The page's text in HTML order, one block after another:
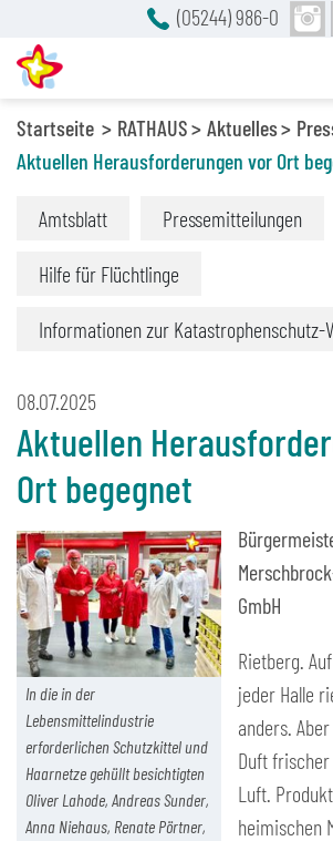
Startseite RATHAUS Aktuelles
Aktuellen Herausforderungen vor Ort
Amtsblatt Pressemitteilungen
Hilfe für Flüchtlinge
Informationen zur Katastrophenschutz-
08.07.2025
Aktuellen
Ort begegnet
In die in der
Lebensmittelindustrie
erforderlichen Schutzkittel und
Haarnetze gehüllt besichtigten
Oliver Lahode, Andreas Sunder,
Anna Niehaus, Renate Pörtner,
GmbH
Rietberg.
jeder Halle
anders.
Duft
Luft.
heimischen
(05244) 986-0